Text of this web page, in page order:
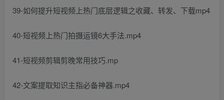
39-如何提升短视频上热门底层逻辑之收藏、转发、下载mp4
40-短视频上热门拍摄运镜6大手法.mp4
41-短视频剪辑剪晚常用技巧.mp
42-文案提取知识主指必备神器.mp4